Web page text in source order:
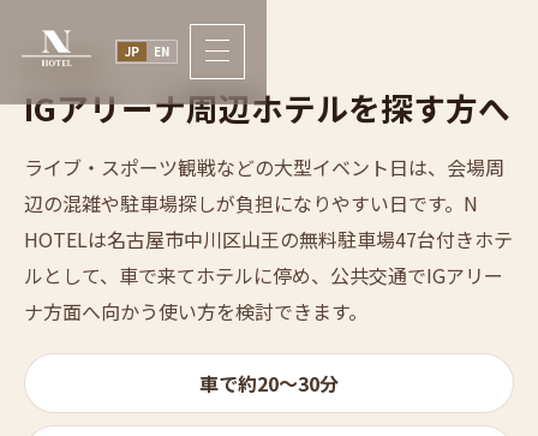
JP EN
IG ARENA
IGアリーナ周辺ホテルを探す方へ
ライブ・スポーツ観戦などの大型イベント日は、会場周
辺の混雑や駐車場探しが負担になりやすい日です。N
HOTELは名古屋市中川区山王の無料駐車場47台付きホテ
ルとして、車で来てホテルに停め、公共交通でIGアリー
ナ方面へ向かう使い方を検討できます。
車で約20〜30分